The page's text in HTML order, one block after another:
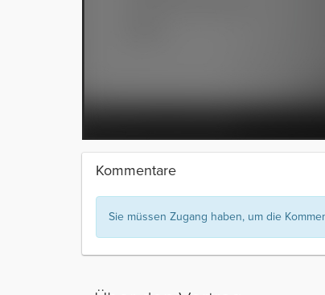
Kommentare
Sie müssen Zugang haben, um die